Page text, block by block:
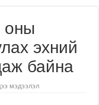
оны
эхний
байна
мэдээлэл